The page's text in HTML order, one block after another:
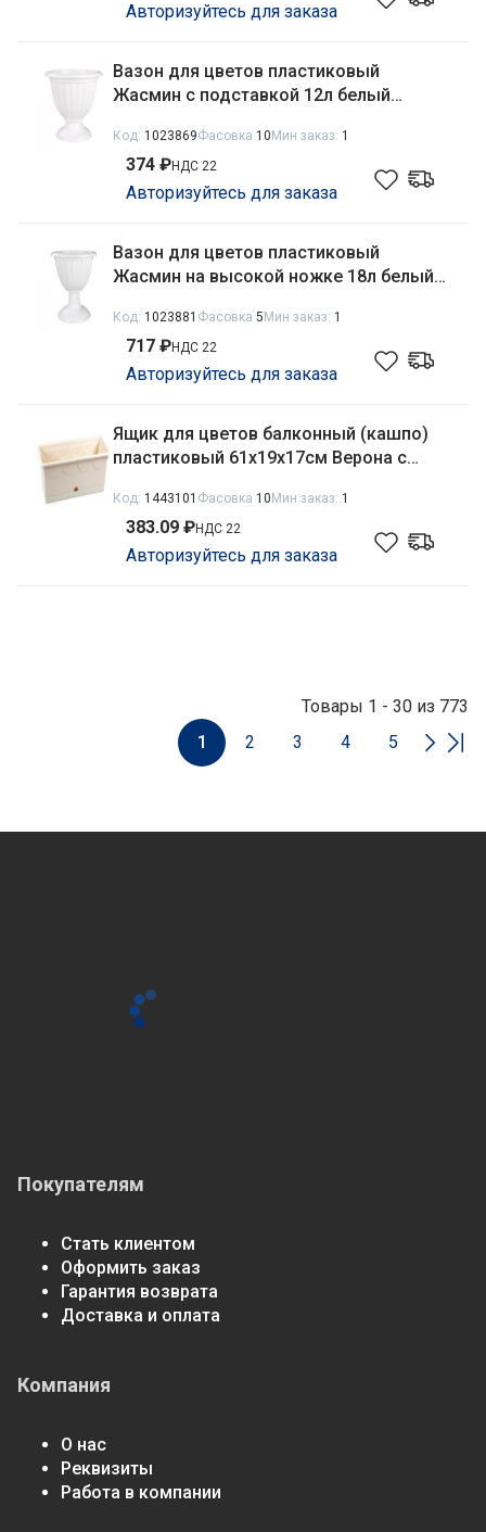
Авторизуйтесь для заказа
Вазон для цветов пластиковый
Жасмин с подставкой 12л белый
Код: 1023869Фасовка 10 Мин заказ: 1
374 ₽НДС 22
Авторизуйтесь для заказа
Вазон для цветов пластиковый
Жасмин на высокой ножке 18л белый
Код: 1023881 Фасовка 5 Мин заказ: 1
717 ₽НДС 22
Авторизуйтесь для заказа
Ящик для цветов балконный (кашпо)
пластиковый 61х19х17см Верона с
07033
Код: 1443101 Фасовка 10 Мин заказ: 1
383.09 ₽НДС 22
Авторизуйтесь для заказа
Товары 1 - 30 из 773
1
2 3 4 5
Покупателям
Стать клиентом
Оформить заказ
Гарантия возврата
Доставка и оплата
Компания
О нас
Реквизиты
Работа в компании